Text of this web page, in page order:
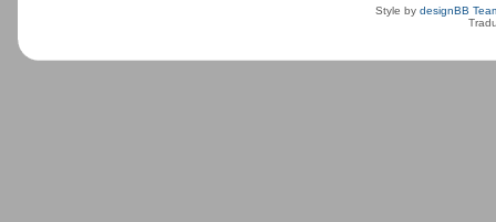
Style by designBB